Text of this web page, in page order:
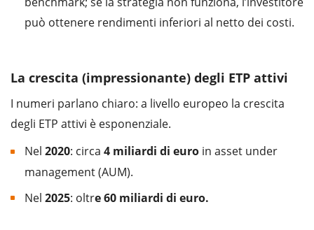
può ottenere rendimenti inferiori al netto dei costi.
La crescita (impressionante) degli ETP attivi
I numeri parlano chiaro: a livello europeo la crescita
degli ETP attivi è esponenziale.
Nel 2020: circa 4 miliardi di euro in asset under
management (AUM).
Nel 2025: oltre 60 miliardi di euro.